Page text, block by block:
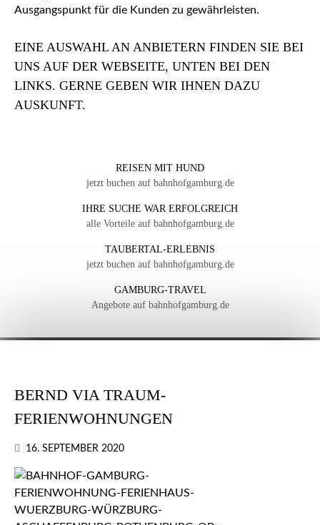
Ausgangspunkt für die Kunden zu gewährleisten.
EINE AUSWAHL AN ANBIETERN FINDEN SIE BEI
UNS AUF DER WEBSEITE, UNTEN BEI DEN
LINKS. GERNE GEBEN WIR IHNEN DAZU
AUSKUNFT.
REISEN MIT HUND
jetzt buchen auf bahnhofgamburg.de
IHRE SUCHE WAR ERFOLGREICH
alle Vorteile auf bahnhofgamburg.de
TAUBERTAL-ERLEBNIS
jetzt buchen auf bahnhofgamburg.de
GAMBURG-TRAVEL
Angebote auf bahnhofgamburg.de
BERND VIA TRAUM-
FERIENWOHNUNGEN
16. SEPTEMBER 2020